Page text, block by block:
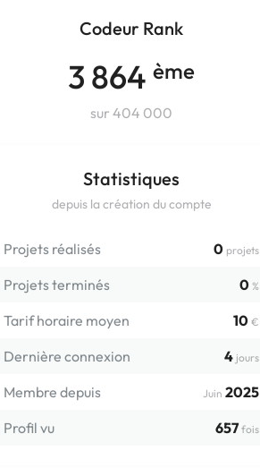
Codeur Rank
3 864 ème
sur 404 000
Statistiques
depuis la création du compte
Projets réalisés 0 projets
Projets terminés 0 %
Tarif horaire moyen 10 €
Dernière connexion 4 jours
Membre depuis Juin 2025
Profil vu
657 fois